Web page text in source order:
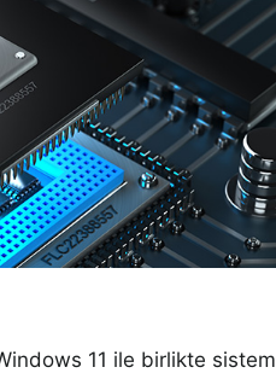
11 ile birlikte